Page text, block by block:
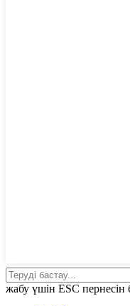
жабу үшін ESC пернесін